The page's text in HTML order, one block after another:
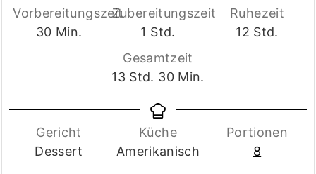
Vorbereitungszeit
30Minuten
Min.
Zubereitungszeit
1 Stunde
Std.
Ruhezeit
12Stunden
Std.
Gesamtzeit
13Stunden
Std. 30Minuten
Min.
Gericht
Dessert
Küche
Amerikanisch
Portionen
8